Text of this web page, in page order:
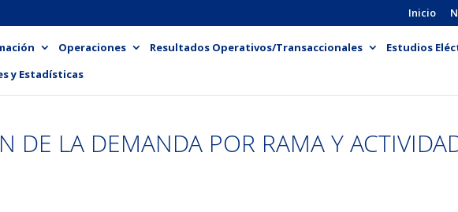
Inicio
Operaciones Resultados Operativos/Transaccionales Estudios
y Estadísticas
DE LA DEMANDA POR RAMA Y